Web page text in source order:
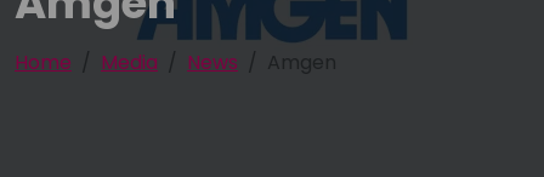
Home Media News Amgen